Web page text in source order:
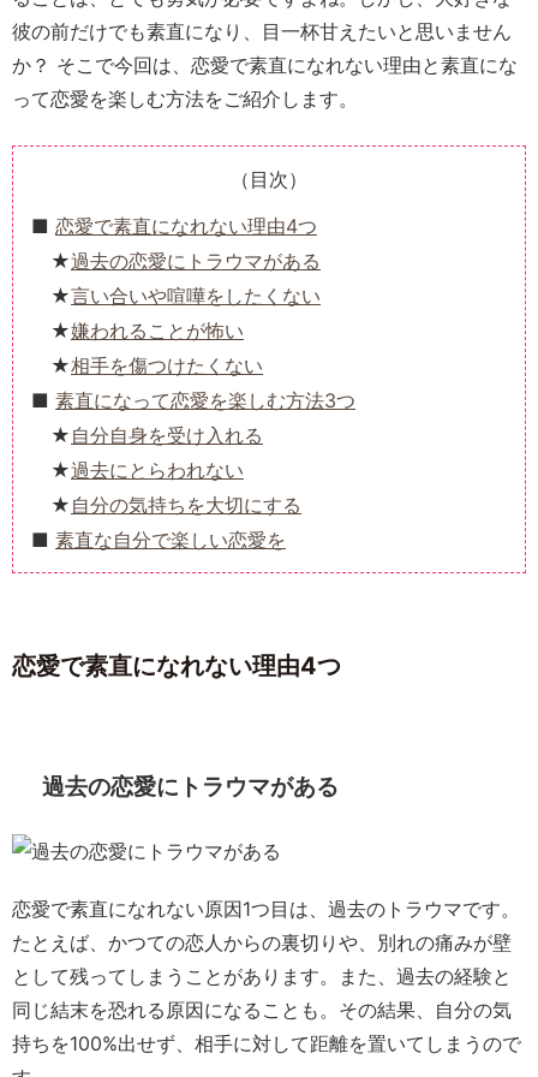
彼の前だけでも素直になり、目一杯甘えたいと思いません
か？ そこで今回は、恋愛で素直になれない理由と素直にな
って恋愛を楽しむ方法をご紹介します。
（目次）
恋愛で素直になれない理由4つ
過去の恋愛にトラウマがある
言い合いや喧嘩をしたくない
嫌われることが怖い
相手を傷つけたくない
素直になって恋愛を楽しむ方法3つ
自分自身を受け入れる
過去にとらわれない
自分の気持ちを大切にする
素直な自分で楽しい恋愛を
恋愛で素直になれない理由4つ
過去の恋愛にトラウマがある
恋愛で素直になれない原因1つ目は、過去のトラウマです。
たとえば、かつての恋人からの裏切りや、別れの痛みが壁
として残ってしまうことがあります。また、過去の経験と
同じ結末を恐れる原因になることも。その結果、自分の気
持ちを100%出せず、相手に対して距離を置いてしまうので